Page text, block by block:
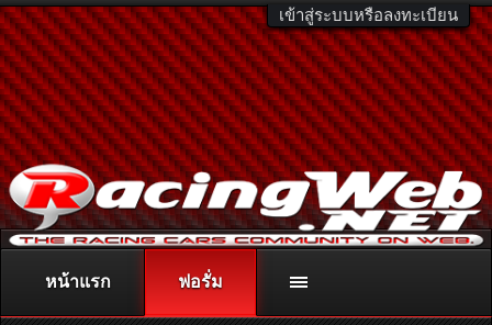
เข้าสู่ระบบหรือลงทะเบียน
ติดต่อลงโฆษณา racingweb@gmail.comหรือโทร. 081-811-1138
หรืออ่านรายละเอียดเพิ่มเติม คลิกที่นี่
หน้าแรก ฟอรั่ม